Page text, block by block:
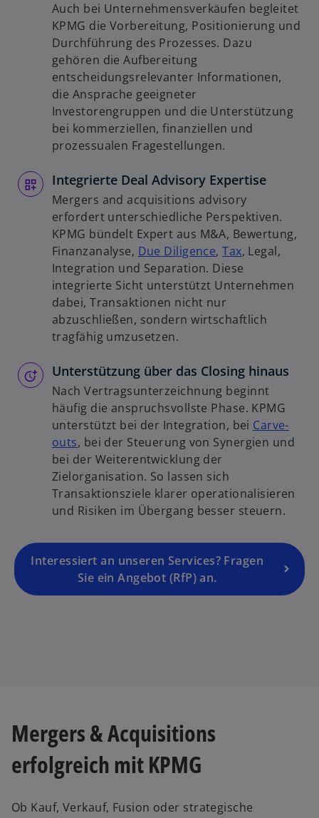
Auch bei Unternehmensverkäufen begleitet
KPMG die Vorbereitung, Positionierung und
Durchführung des Prozesses. Dazu
gehören die Aufbereitung
entscheidungsrelevanter Informationen,
die Ansprache geeigneter
Investorengruppen und die Unterstützung
bei kommerziellen, finanziellen und
prozessualen Fragestellungen.
Integrierte Deal Advisory Expertise
Mergers and acquisitions advisory
erfordert unterschiedliche Perspektiven.
KPMG bündelt Expert aus M&A, Bewertung,
Finanzanalyse, Due Diligence,Tax, Legal,
Integration und Separation. Diese
integrierte Sicht unterstützt Unternehmen
dabei, Transaktionen nicht nur
abzuschließen, sondern wirtschaftlich
tragfähig umzusetzen.
Unterstützung über das Closing hinaus
Nach Vertragsunterzeichnung beginnt
häufig die anspruchsvollste Phase. KPMG
unterstützt bei der Integration, bei Carve-
outs, bei der Steuerung von Synergien und
bei der Weiterentwicklung der
Zielorganisation. So lassen sich
Transaktionsziele klarer operationalisieren
und Risiken im Übergang besser steuern.
Interessiert an unseren Services? Fragen
Sie ein Angebot (RfP) an.
ir
n
e
e
t
Mergers & Acquisitions
erfolgreich mit KPMG
Ob Kauf, Verkauf, Fusion oder strategische